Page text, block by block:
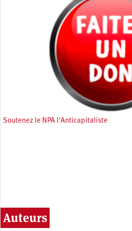
Soutenez le NPA l'Anticapitaliste
Auteurs